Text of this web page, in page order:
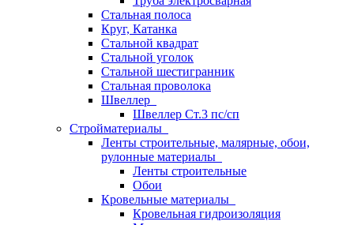
Стальная полоса
Круг, Катанка
Стальной квадрат
Стальной уголок
Стальной шестигранник
Стальная проволока
Швеллер
Швеллер Ст.3 пс/сп
Стройматериалы
Ленты строительные, малярные, обои,
рулонные материалы
Ленты строительные
Обои
Кровельные материалы
Кровельная гидроизоляция